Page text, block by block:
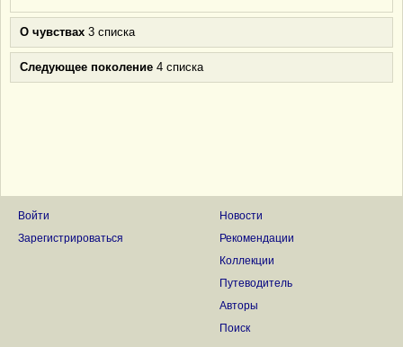
О чувствах 3 списка
Следующее поколение 4 списка
Войти
Зарегистрироваться
Новости
Рекомендации
Коллекции
Путеводитель
Авторы
Поиск